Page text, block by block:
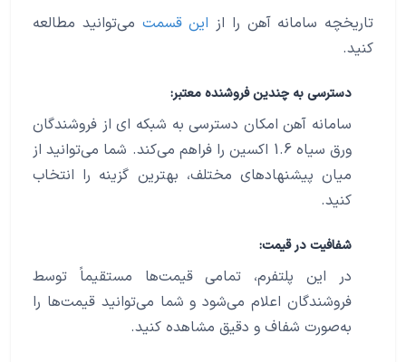
تاریخچه سامانه آهن را از این قسمت می‌توانید مطالعه
کنید.
دسترسی به چندین فروشنده معتبر:
سامانه آهن امکان دسترسی به شبکه ای از فروشندگان
ورق سیاه 1.6 اکسین را فراهم می‌کند. شما می‌توانید از
میان پیشنهادهای مختلف، بهترین گزینه را انتخاب
کنید.
شفافیت در قیمت:
در این پلتفرم، تمامی قیمت‌ها مستقیماً توسط
فروشندگان اعلام می‌شود و شما می‌توانید قیمت‌ها را
به‌صورت شفاف و دقیق مشاهده کنید.